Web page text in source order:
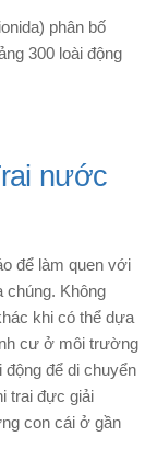
phân bố
300 loài động
nước
để làm quen với
chúng. Không
khi có thể dựa
cư ở môi trường
để di chuyển
trai đực giải
con cái ở gần